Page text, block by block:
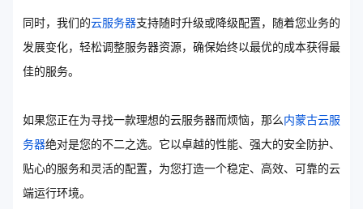
同时，我们的云服务器支持随时升级或降级配置，随着您业务的
发展变化，轻松调整服务器资源，确保始终以最优的成本获得最
佳的服务。
如果您正在为寻找一款理想的云服务器而烦恼，那么内蒙古云服
务器绝对是您的不二之选。它以卓越的性能、强大的安全防护、
贴心的服务和灵活的配置，为您打造一个稳定、高效、可靠的云
端运行环境。